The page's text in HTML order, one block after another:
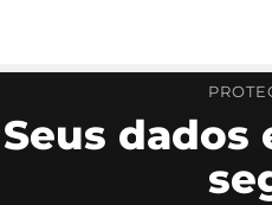
Seus dados